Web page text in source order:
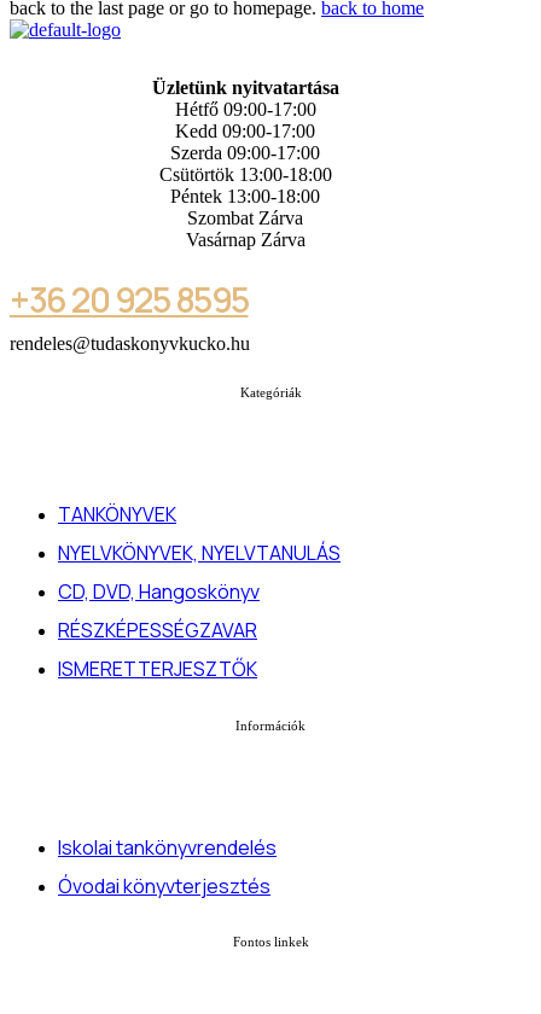
back to the last page or go to homepage. back to home
Üzletünk nyitvatartása
Hétfő 09:00-17:00
Kedd 09:00-17:00
Szerda 09:00-17:00
Csütörtök 13:00-18:00
Péntek 13:00-18:00
Szombat Zárva
Vasárnap Zárva
+36 20 925 8595
rendeles@tudaskonyvkucko.hu
Kategóriák
TANKÖNYVEK
NYELVKÖNYVEK, NYELVTANULÁS
CD, DVD, Hangoskönyv
RÉSZKÉPESSÉGZAVAR
ISMERETTERJESZTŐK
Információk
Iskolai tankönyvrendelés
Óvodai könyvterjesztés
Fontos linkek